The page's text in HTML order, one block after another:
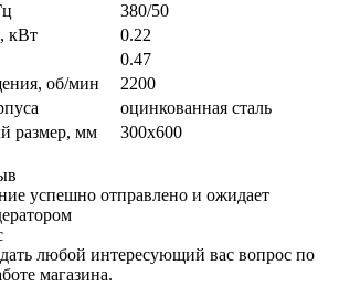
380/50
кВт
0.22
0.47
об/мин
2200
оцинкованная сталь
размер, мм
300х600
успешно отправлено и ожидает
любой интересующий вас вопрос по
магазина.